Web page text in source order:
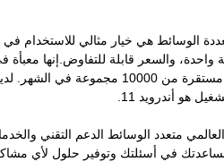
العالمي متعدد الوسائط الدعم التقني
في أسئلتك وتوفير حلول لأي